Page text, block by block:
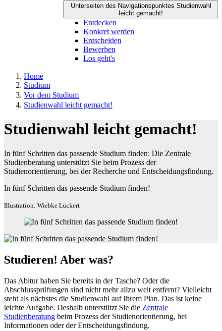
Unterseiten des Navigationspunktes Studienwahl
leicht gemacht!
Entdecken
Konkret werden
Entscheiden
Bewerben
Los geht's
Home
Studium
Vor dem Studium
Studienwahl leicht gemacht!
Studienwahl leicht gemacht!
In fünf Schritten das passende Studium finden: Die Zentrale
Studienberatung unterstützt Sie beim Prozess der
Studienorientierung, bei der Recherche und Entscheidungsfindung.
In fünf Schritten das passende Studium finden!
Illustration: Wiebke Lückert
Studieren! Aber was?
Das Abitur haben Sie bereits in der Tasche? Oder die
Abschlussprüfungen sind nicht mehr allzu weit entfernt? Vielleicht
steht als nächstes die Studienwahl auf Ihrem Plan. Das ist keine
leichte Aufgabe. Deshalb unterstützt Sie die Zentrale
Studienberatung beim Prozess der Studienorientierung, bei
Informationen oder der Entscheidungsfindung.